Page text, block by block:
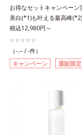
います。*1 乾燥と敏感をく
こと*2 敏感肌対象連用テ
（すべての方のお肌に合う
とではありません）*3 乾燥
感に感じやすい状態のこと
アミノ酸（ポリグルタミン
＝乾燥を防ぎ、うるおいに
（エルゴチオネイン）配合
物由来アミノ酸（エクトイ
お得なセットキャンペーン
美白(*1)も叶える最高峰
ングケア(*3)。ハリも透明
結果主義。年齢サイン(*5)
着目した肌科学エイジング
シリーズ。オルビスユー ド
リーズは、年齢による肌悩
ていることの根本原因に着
いて研究を進めたところ、
税込12,980円～
（-.-- / -件）
キャンペーン
通販限定